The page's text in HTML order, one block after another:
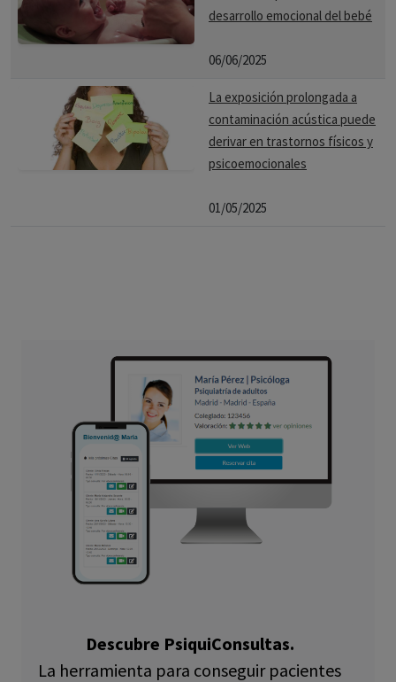
desarrollo emocional del bebé
06/06/2025
La exposición prolongada a
contaminación acústica puede
derivar en trastornos físicos y
psicoemocionales
01/05/2025
Descubre PsiquiConsultas.
La herramienta para conseguir pacientes